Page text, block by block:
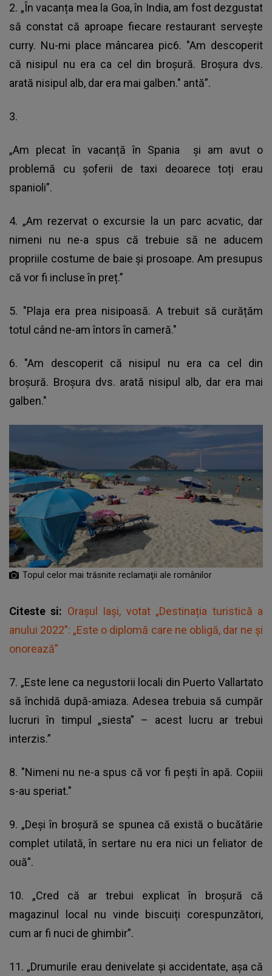
2. „În vacanța mea la Goa, în India, am fost dezgustat
să constat că aproape fiecare restaurant servește
curry. Nu-mi place mâncarea pic6. "Am descoperit
că nisipul nu era ca cel din broșură. Broșura dvs.
arată nisipul alb, dar era mai galben." antă”.
3.
„Am plecat în vacanță în Spania și am avut o
problemă cu șoferii de taxi deoarece toți erau
spanioli”.
4. „Am rezervat o excursie la un parc acvatic, dar
nimeni nu ne-a spus că trebuie să ne aducem
propriile costume de baie și prosoape. Am presupus
că vor fi incluse în preț.”
5. "Plaja era prea nisipoasă. A trebuit să curățăm
totul când ne-am întors în cameră."
6. "Am descoperit că nisipul nu era ca cel din
broșură. Broșura dvs. arată nisipul alb, dar era mai
galben."
Topul celor mai trăsnite reclamaţii ale românilor
Citeste si: Orașul Iași, votat „Destinația turistică a
anului 2022”: „Este o diplomă care ne obligă, dar ne și
onorează”
7. „Este lene ca negustorii locali din Puerto Vallartato
să închidă după-amiaza. Adesea trebuia să cumpăr
lucruri în timpul „siesta” – acest lucru ar trebui
interzis.”
8. "Nimeni nu ne-a spus că vor fi pești în apă. Copiii
s-au speriat."
9. „Deși în broșură se spunea că există o bucătărie
complet utilată, în sertare nu era nici un feliator de
ouă”.
10. „Cred că ar trebui explicat în broșură că
magazinul local nu vinde biscuiți corespunzători,
cum ar fi nuci de ghimbir”.
11. „Drumurile erau denivelate și accidentate, așa că